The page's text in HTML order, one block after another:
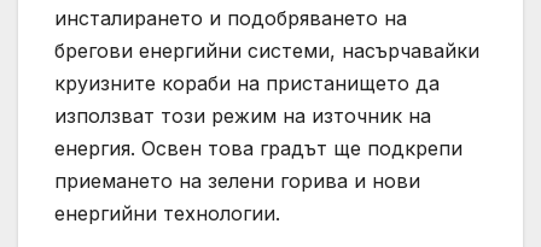
инсталирането и подобряването на
брегови енергийни системи, насърчавайки
круизните кораби на пристанището да
използват този режим на източник на
енергия. Освен това градът ще подкрепи
приемането на зелени горива и нови
енергийни технологии.